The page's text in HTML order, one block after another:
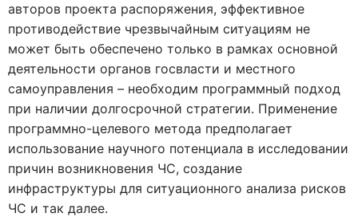
авторов проекта распоряжения, эффективное
противодействие чрезвычайным ситуациям не
может быть обеспечено только в рамках основной
деятельности органов госвласти и местного
самоуправления – необходим программный подход
при наличии долгосрочной стратегии. Применение
программно-целевого метода предполагает
использование научного потенциала в исследовании
причин возникновения ЧС, создание
инфраструктуры для ситуационного анализа рисков
ЧС и так далее.